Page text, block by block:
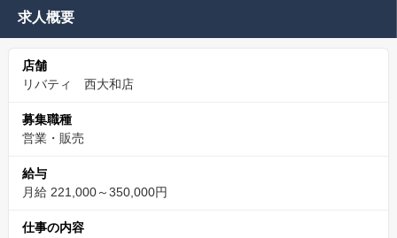
30代 4名
50代 2名
若手層が非常に多い店舗にはなりますが、世代を超えて
仲間として日々、店舗を盛り上げていただいています。
採用担当者からのメッセージ
この度は弊社の求人を拝見いただきありがとうございます。
求人概要
店舗
リバティ 西大和店
募集職種
営業・販売
給与
月給 221,000～350,000円
仕事の内容